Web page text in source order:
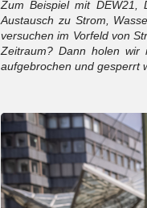
Zum Beispiel mit DEW21,
Austausch zu Strom,
versuchen im Vorfeld von
Zeitraum? Dann holen
aufgebrochen und gesperrt